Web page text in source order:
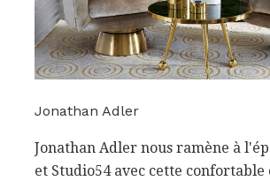
Jonathan Adler
Jonathan Adler nous ramène à
et Studio54 avec cette confortable